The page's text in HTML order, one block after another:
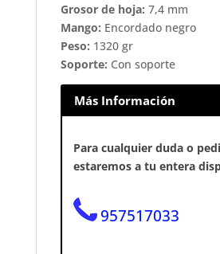
Grosor de hoja: 7,4 mm
Mango: Encordado negro
Peso: 1320 gr
Soporte: Con soporte
Más Información
Para cualquier duda o
estaremos a tu entera
957517033